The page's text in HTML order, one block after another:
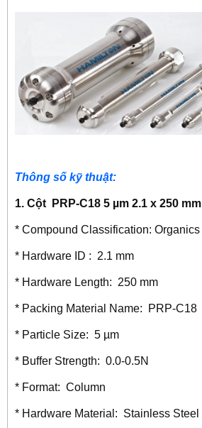
Thông số kỹ thuật:
1. Cột PRP-C18 5 µm 2.1 x 250 mm
* Compound Classification: Organics
* Hardware ID : 2.1 mm
* Hardware Length: 250 mm
* Packing Material Name: PRP-C18
* Particle Size: 5 µm
* Buffer Strength: 0.0-0.5N
* Format: Column
* Hardware Material: Stainless Steel